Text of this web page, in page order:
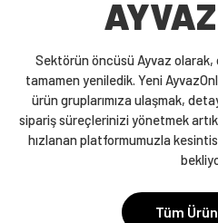
Sektörün öncüsü Ayvaz
tamamen yeniledik. Yeni
ürün gruplarımıza ulaşmak,
sipariş süreçlerinizi yönetmek
hızlanan platformumuzla
Tüm